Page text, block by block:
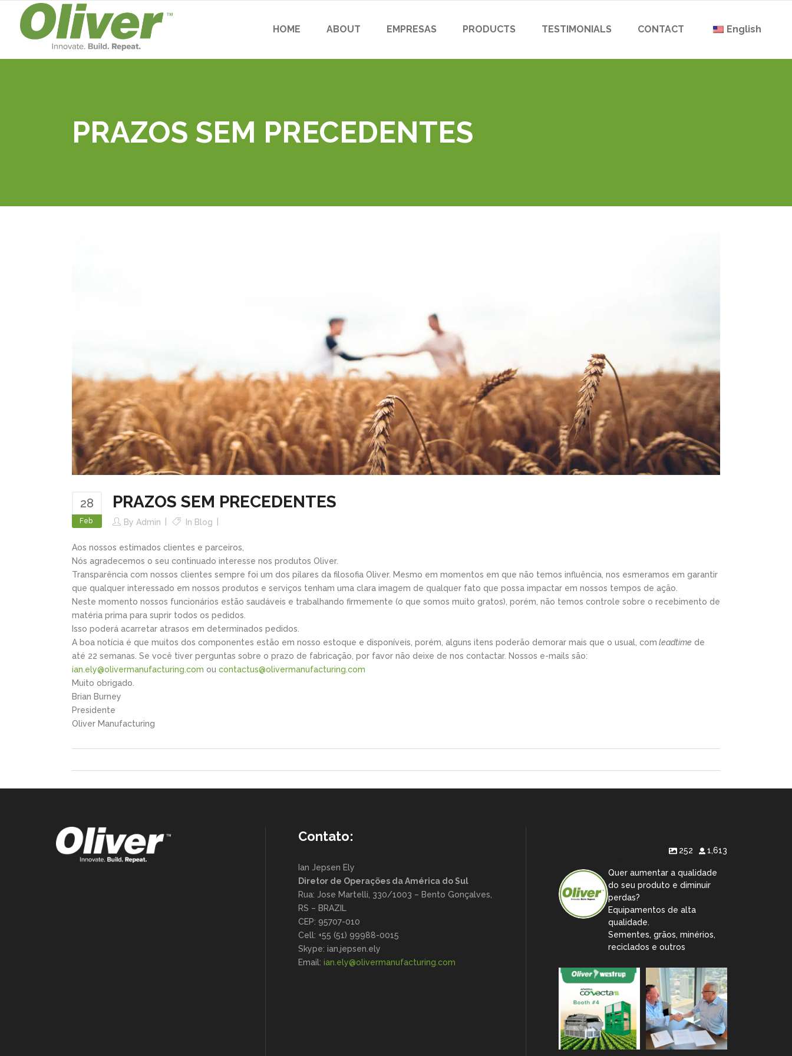
HOME ABOUT EMPRESAS PRODUCTS TESTIMONIALS CONTACT English
PRAZOS SEM PRECEDENTES
28
Feb
PRAZOS SEM PRECEDENTES
By Admin In Blog
Aos nossos estimados clientes e parceiros,
Nós agradecemos o seu continuado interesse nos produtos Oliver.
Transparência com nossos clientes sempre foi um dos pilares da filosofia Oliver. Mesmo em momentos em que não temos influência, nos esmeramos em garantir
que qualquer interessado em nossos produtos e serviços tenham uma clara imagem de qualquer fato que possa impactar em nossos tempos de ação.
Neste momento nossos funcionários estão saudáveis e trabalhando firmemente (o que somos muito gratos), porém, não temos controle sobre o recebimento de
matéria prima para suprir todos os pedidos.
Isso poderá acarretar atrasos em determinados pedidos.
A boa notícia é que muitos dos componentes estão em nosso estoque e disponíveis, porém, alguns itens poderão demorar mais que o usual, com leadtime de
até 22 semanas. Se você tiver perguntas sobre o prazo de fabricação, por favor não deixe de nos contactar. Nossos e-mails são:
ian.ely@olivermanufacturing.com ou contactus@olivermanufacturing.com
Muito obrigado.
Brian Burney
Presidente
Oliver Manufacturing
Contato:
Ian Jepsen Ely
Diretor de Operações da América do Sul
Rua: Jose Martelli, 330/1003 – Bento Gonçalves,
RS – BRAZIL
CEP: 95707-010
Cell: +55 (51) 99988-0015
Skype: ian.jepsen.ely
Email:ian.ely@olivermanufacturing.com
252 1,613
Quer aumentar a qualidade
do seu produto e diminuir
perdas?
Equipamentos de alta
qualidade.
Sementes, grãos, minérios,
reciclados e outros
oliveramericadosul
oliveramericadosul
Jul 8